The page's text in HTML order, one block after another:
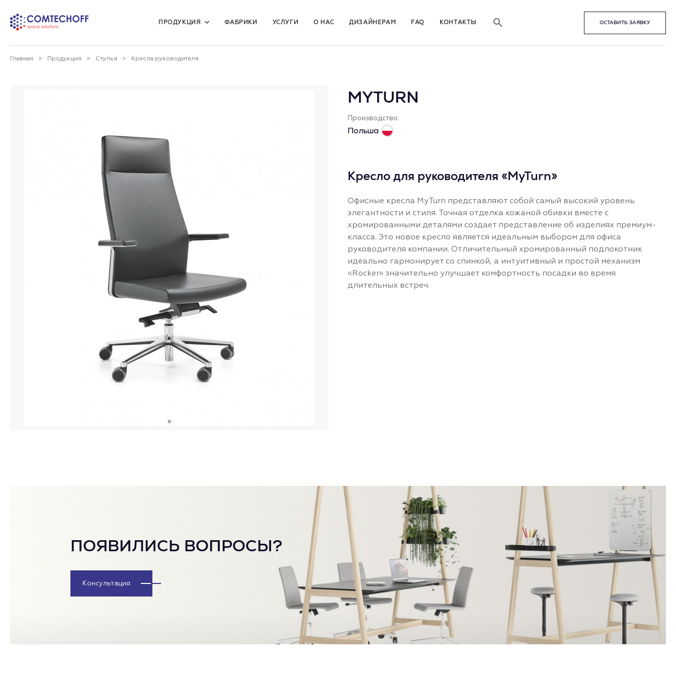
ПРОДУКЦИЯ ФАБРИКИ УСЛУГИ О НАС ДИЗАЙНЕРАМ FAQ КОНТАКТЫ ОСТАВИТЬ ЗАЯВКУ
Главная > Продукция > Стулья > Кресла руководителя
MYTURN
Производство:
Польша
Кресло для руководителя «MyTurn»
Офисные кресла MyTurn представляют собой самый высокий уровень
элегантности и стиля. Точная отделка кожаной обивки вместе с
хромированными деталями создает представление об изделиях премиум-
класса. Это новое кресло является идеальным выбором для офиса
руководителя компании. Отличительный хромированный подлокотник
идеально гармонирует со спинкой, а интуитивный и простой механизм
«Rocker» значительно улучшает комфортность посадки во время
длительных встреч.
ПОЯВИЛИСЬ ВОПРОСЫ?
Консультация